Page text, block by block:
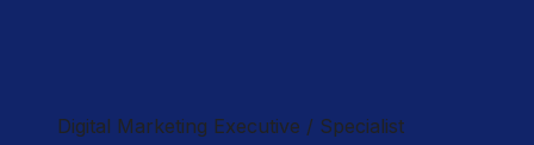
Digital Marketing Executive / Specialist